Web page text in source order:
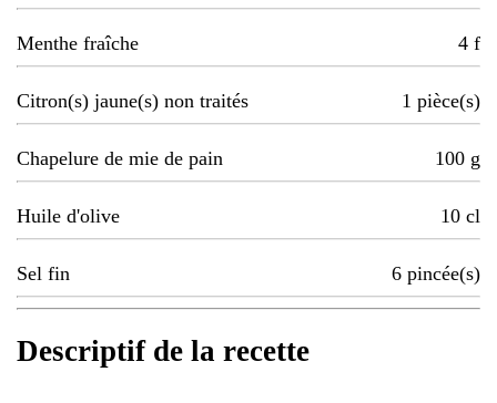
Menthe fraîche 4 f
Citron(s) jaune(s) non traités 1 pièce(s)
Chapelure de mie de pain 100 g
Huile d'olive 10 cl
Sel fin 6 pincée(s)
Descriptif de la recette